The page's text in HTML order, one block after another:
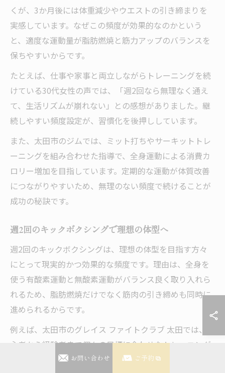
くが、3か月後には体重減少やウエストの引き締まりを
実感しています。なぜこの頻度が効果的なのかという
と、適度な運動量が脂肪燃焼と筋力アップのバランスを
保ちやすいからです。
たとえば、仕事や家事と両立しながらトレーニングを続
けている30代女性の声では、「週2回なら無理なく通え
て、生活リズムが崩れない」との感想がありました。継
続しやすい頻度設定が、習慣化を後押ししています。
また、太田市のジムでは、ミット打ちやサーキットトレ
ーニングを組み合わせた指導で、全身運動による消費カ
ロリー増加を目指しています。定期的な運動が体質改善
につながりやすいため、無理のない頻度で続けることが
成功の秘訣です。
週2回のキックボクシングで理想の体型へ
週2回のキックボクシングは、理想の体型を目指す方々
にとって現実的かつ効果的な頻度です。理由は、全身を
使う有酸素運動と無酸素運動がバランス良く取り入れら
れるため、脂肪燃焼だけでなく筋肉の引き締めも同時に
進められるからです。
例えば、太田市のグレイス ファイトクラブ 太田では、初
心者から経験者まで個々の目標に合わせたトレーニング
メニューが提供されています。週2回の通い方を実践した
お問い合わせ ご予約